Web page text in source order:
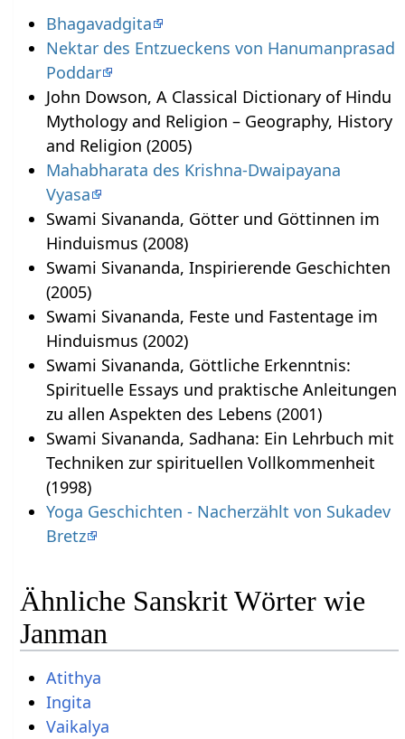
Bhagavadgita
Nektar des Entzueckens von Hanumanprasad
Poddar
John Dowson, A Classical Dictionary of Hindu
Mythology and Religion – Geography, History
and Religion (2005)
Mahabharata des Krishna-Dwaipayana
Vyasa
Swami Sivananda, Götter und Göttinnen im
Hinduismus (2008)
Swami Sivananda, Inspirierende Geschichten
(2005)
Swami Sivananda, Feste und Fastentage im
Hinduismus (2002)
Swami Sivananda, Göttliche Erkenntnis:
Spirituelle Essays und praktische Anleitungen
zu allen Aspekten des Lebens (2001)
Swami Sivananda, Sadhana: Ein Lehrbuch mit
Techniken zur spirituellen Vollkommenheit
(1998)
Yoga Geschichten - Nacherzählt von Sukadev
Bretz
Ähnliche Sanskrit Wörter wie
Janman
Atithya
Ingita
Vaikalya